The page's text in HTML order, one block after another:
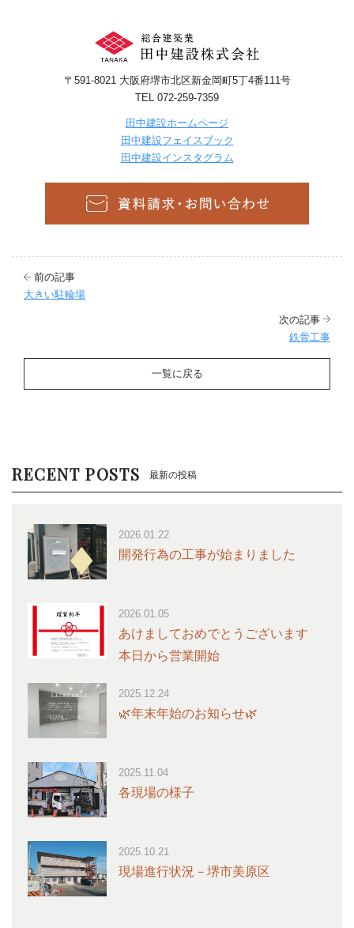
〒591-8021 大阪府堺市北区新金岡町5丁4番111号
TEL 072-259-7359
田中建設ホームページ
田中建設フェイスブック
田中建設インスタグラム
前の記事
大きい駐輪場
一覧に戻る
次の記事
鉄骨工事
RECENT POSTS 最新の投稿
2026.01.22
開発行為の工事が始まりました
2026.01.05
あけましておめでとうございます
本日から営業開始
2025.12.24
🌿年末年始のお知らせ🌿
2025.11.04
各現場の様子
2025.10.21
現場進行状況－堺市美原区